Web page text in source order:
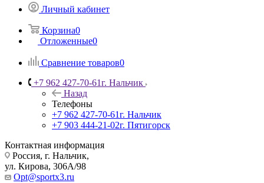
Личный кабинет
Корзина0
Отложенные0
Сравнение товаров0
+7 962 427-70-61г. Нальчик
Назад
Телефоны
+7 962 427-70-61г. Нальчик
+7 903 444-21-02г. Пятигорск
Контактная информация
Россия, г. Нальчик,
ул. Кирова, 306А/98
Opt@sportx3.ru